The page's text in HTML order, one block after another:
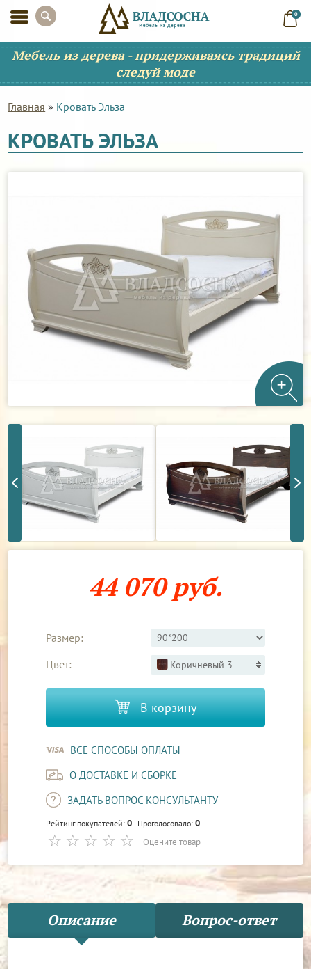
0
Мебель из дерева - придерживаясь традиций
следуй моде
Главная » Кровать Эльза
КРОВАТЬ ЭЛЬЗА
44 070 руб.
Размер:
Цвет:
Коричневый 3
В корзину
ВСЕ СПОСОБЫ ОПЛАТЫ
О ДОСТАВКЕ И СБОРКЕ
ЗАДАТЬ ВОПРОС КОНСУЛЬТАНТУ
Рейтинг покупателей:0 . Проголосовало:0
Оцените товар
Описание Вопрос-ответ